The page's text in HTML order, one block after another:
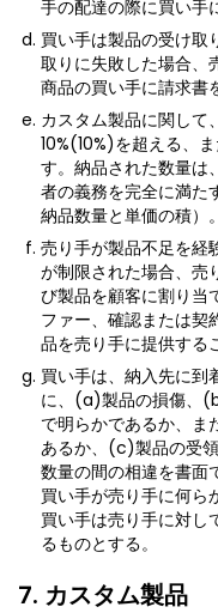
手の配達の際に買い手
買い手は製品の受け取
取りに失敗した場合、
商品の買い手に請求書
カスタム製品に関して
10%(10%)を超える、
す。納品された数量は
者の義務を完全に満た
納品数量と単価の積）。
売り手が製品不足を経
が制限された場合、売
び製品を顧客に割り当
ファー、確認または契
品を売り手に提供する
買い手は、納入先に
に、(a)製品の損傷、
で明らかであるか、ま
あるか、(c)製品の受
数量の間の相違を書面
買い手が売り手に何ら
買い手は売り手に対し
るものとする。
7. カスタム製品